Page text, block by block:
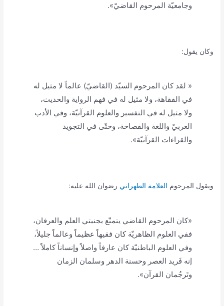
وجامعيّة المرحوم القاضيّ».
وكان يقول:
« لقد كان المرحوم السيّد (القاضيّ) عالماً لا مثيل له
في الفقاهة، ولا مثيل له في فهم الرواية والحديث،
ولا مثيل له في التفسير والعلوم القرآنيّة، وفي الأدب
العربيّ واللغة والفصاحة، وحتّى في التجويد
والقراءات القرآنيّة».
ويقول المرحوم العلامة الطهراني رضوان الله عليه:
«كان المرحوم القاضي يتمتّع بجنبتي العلم والعرفان،
ففي العلوم الظاهريّة كان فقيهاً عظيماً وعالماً جليلاً،
وفي العلوم الباطنيّة كان عارفاً واصلاً وإنساناً كاملاً …
إنه فَريد العصر وحسنة الدهر وسلمان الزمان
وتَرجُمان القرآن».